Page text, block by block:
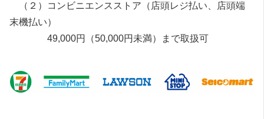
（２）コンビニエンスストア（店頭レジ払い、店頭端
末機払い）
49,000円（50,000円未満）まで取扱可